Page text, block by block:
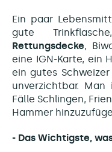
Ein paar
gute
Rettungsdecke,
eine IGN-Karte, ein
ein gutes
unverzichtbar.
Fälle Schlingen,
Hammer
- Das Wichtigste,